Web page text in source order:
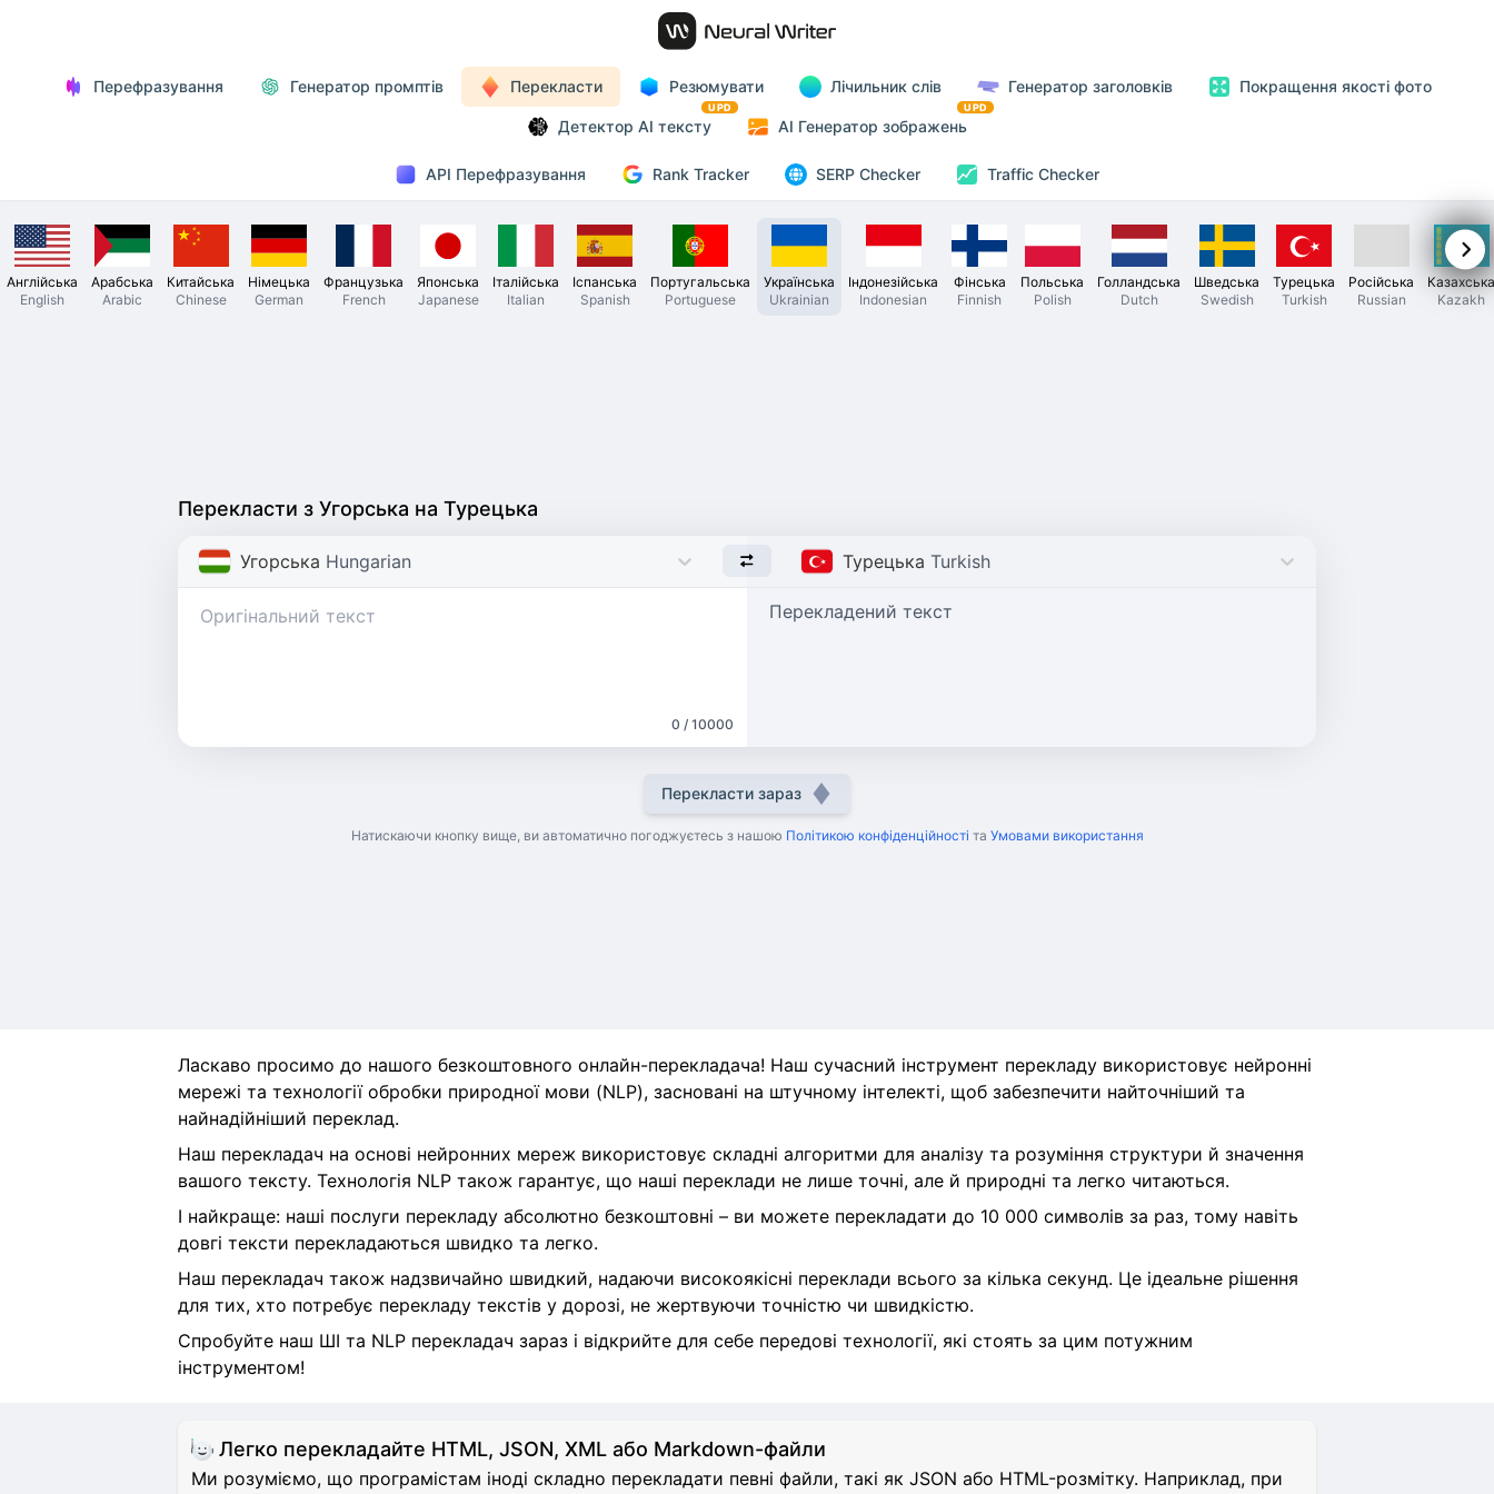
Перефразування Генератор промптів Перекласти Резюмувати Лічильник слів Генератор заголовків Покращення якості фото
Детектор AI тексту
UPD
AI Генератор зображень
UPD
API Перефразування Rank Tracker SERP Checker Traffic Checker
Англійська
English
Арабська
Arabic
Китайська
Chinese
Німецька
German
Французька
French
Японська
Japanese
Італійська
Italian
Іспанська
Spanish
Португальська
Portuguese
Українська
Ukrainian
Індонезійська
Indonesian
Фінська
Finnish
Польська
Polish
Голландська
Dutch
Шведська
Swedish
Турецька
Turkish
Російська
Russian
Казахська
Kazakh
Перекласти з Угорська на Турецька
Угорська Hungarian Турецька Turkish
0 / 10000
Перекладений текст
Перекласти зараз
Натискаючи кнопку вище, ви автоматично погоджуєтесь з нашою Політикою конфіденційності та Умовами використання
Ласкаво просимо до нашого безкоштовного онлайн-перекладача! Наш сучасний інструмент перекладу використовує нейронні
мережі та технології обробки природної мови (NLP), засновані на штучному інтелекті, щоб забезпечити найточніший та
найнадійніший переклад.
Наш перекладач на основі нейронних мереж використовує складні алгоритми для аналізу та розуміння структури й значення
вашого тексту. Технологія NLP також гарантує, що наші переклади не лише точні, але й природні та легко читаються.
І найкраще: наші послуги перекладу абсолютно безкоштовні – ви можете перекладати до 10 000 символів за раз, тому навіть
довгі тексти перекладаються швидко та легко.
Наш перекладач також надзвичайно швидкий, надаючи високоякісні переклади всього за кілька секунд. Це ідеальне рішення
для тих, хто потребує перекладу текстів у дорозі, не жертвуючи точністю чи швидкістю.
Спробуйте наш ШІ та NLP перекладач зараз і відкрийте для себе передові технології, які стоять за цим потужним
інструментом!
Легко перекладайте HTML, JSON, XML або Markdown-файли
Ми розуміємо, що програмістам іноді складно перекладати певні файли, такі як JSON або HTML-розмітку. Наприклад, при